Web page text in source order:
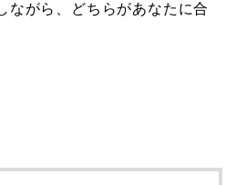
ながら、どちらがあなたに合